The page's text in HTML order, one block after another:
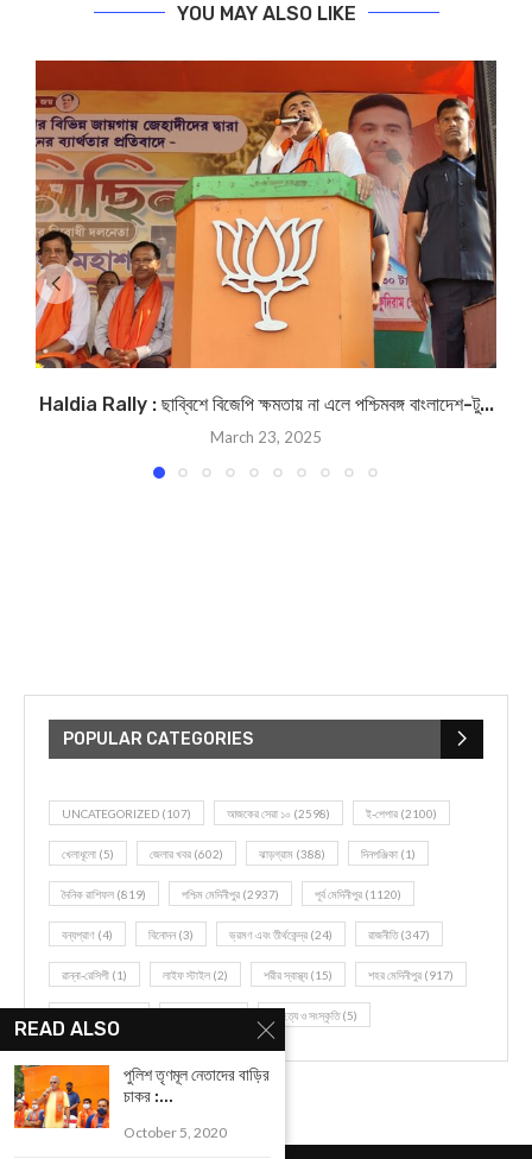
YOU MAY ALSO LIKE
Haldia Rally : ছাব্বিশে বিজেপি ক্ষমতায় না এলে পশ্চিমবঙ্গ বাংলাদেশ-টু...
March 23, 2025
POPULAR CATEGORIES
UNCATEGORIZED (107) আজকের সেরা ১০ (2598) ই-পেপার (2100)
খেলাধূলো (5) জেলার খবর (602) ঝাড়গ্রাম (388) দিনপঞ্জিকা (1)
দৈনিক রাশিফল (819) পশ্চিম মেদিনীপুর (2937) পূর্ব মেদিনীপুর (1120)
বন্যপ্রাণ (4) বিনোদন(3) ভ্রমণ এবং তীর্থকেন্দ্র (24) রাজনীতি(347)
রান্না-রেসিপী (1) লাইফ স্টাইল (2) শরীর স্বাস্থ্য (15) শহর মেদিনীপুর (917)
সাহিত্য ও সংস্কৃতি(5)
READ ALSO
পুলিশ তৃণমূল নেতাদের বাড়ির
চাকর :...
October 5, 2020